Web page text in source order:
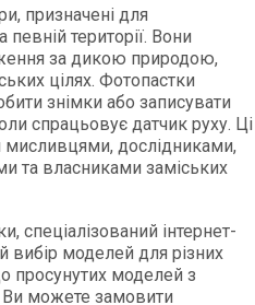
призначені для
території. Вони
за дикою природою,
цілях. Фотопастки
знімки або записувати
спрацьовує датчик руху. Ці
мисливцями, дослідниками,
та власниками заміських
спеціалізований інтернет-
вибір моделей для різних
просунутих моделей з
Ви можете замовити